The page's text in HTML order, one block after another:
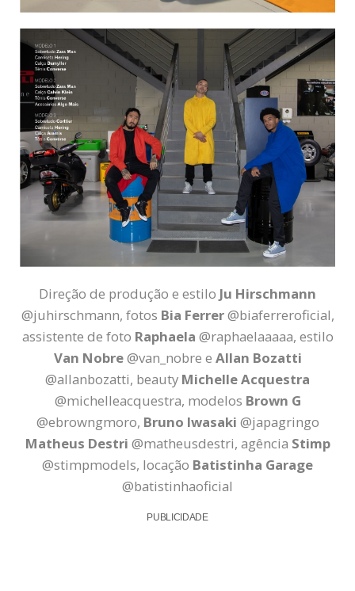
Direção de produção e estilo Ju Hirschmann
@juhirschmann, fotos Bia Ferrer@biaferreroficial,
assistente de foto Raphaela @raphaelaaaaa, estilo
Van Nobre@van_nobre e Allan Bozatti
@allanbozatti, beauty Michelle Acquestra
@michelleacquestra, modelos Brown G
@ebrowngmoro, Bruno Iwasaki @japagringo
Matheus Destri @matheusdestri, agência Stimp
@stimpmodels, locação Batistinha Garage
@batistinhaoficial
PUBLICIDADE